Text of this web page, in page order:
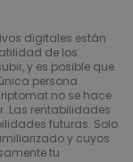
digitales están
de los
y es posible que
persona
no se hace
Las rentabilidades
futuras. Solo
y cuyos
tu